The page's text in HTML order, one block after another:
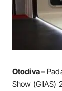
Otodiva –
Show (GIIAS)